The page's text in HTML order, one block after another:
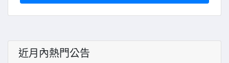
近月內熱門公告